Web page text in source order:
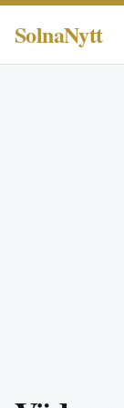
SolnaNytt